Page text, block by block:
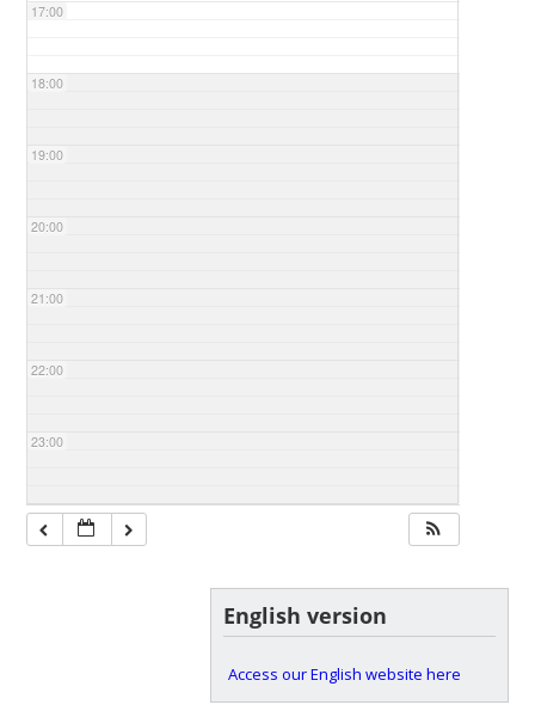
17:00
18:00
19:00
20:00
21:00
22:00
23:00
English version
Access our English website here